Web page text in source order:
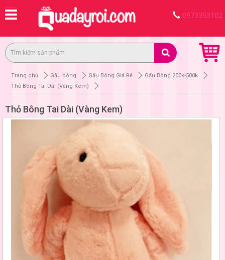
0973353102
Trang chủ Gấu bông Gấu Bông Giá Rẻ
Gấu Bông 200k-500k
Thỏ Bông Tai Dài (Vàng Kem)
Thỏ Bông Tai Dài (Vàng Kem)